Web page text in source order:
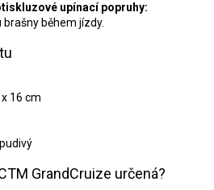
upínací popruhy:
během jízdy.
16 cm
GrandCruize určená?